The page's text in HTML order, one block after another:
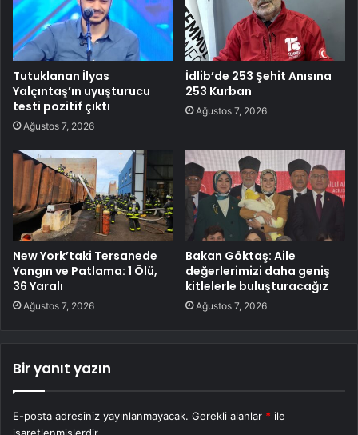
Tutuklanan İlyas
Yalçıntaş’ın uyuşturucu
testi pozitif çıktı
Ağustos 7, 2026
İdlib’de 253 Şehit Anısına
253 Kurban
Ağustos 7, 2026
New York’taki Tersanede
Yangın ve Patlama: 1 Ölü,
36 Yaralı
Ağustos 7, 2026
Bakan Göktaş: Aile
değerlerimizi daha geniş
kitlelerle buluşturacağız
Ağustos 7, 2026
Bir yanıt yazın
E-posta adresiniz yayınlanmayacak. Gerekli alanlar * ile
işaretlenmişlerdir